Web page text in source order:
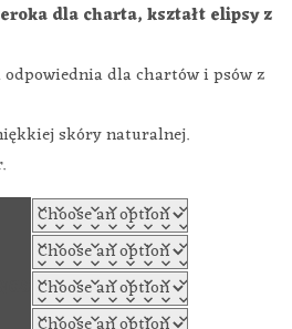
dla charta, kształt elipsy z
odpowiednia dla chartów i psów z
skóry naturalnej.